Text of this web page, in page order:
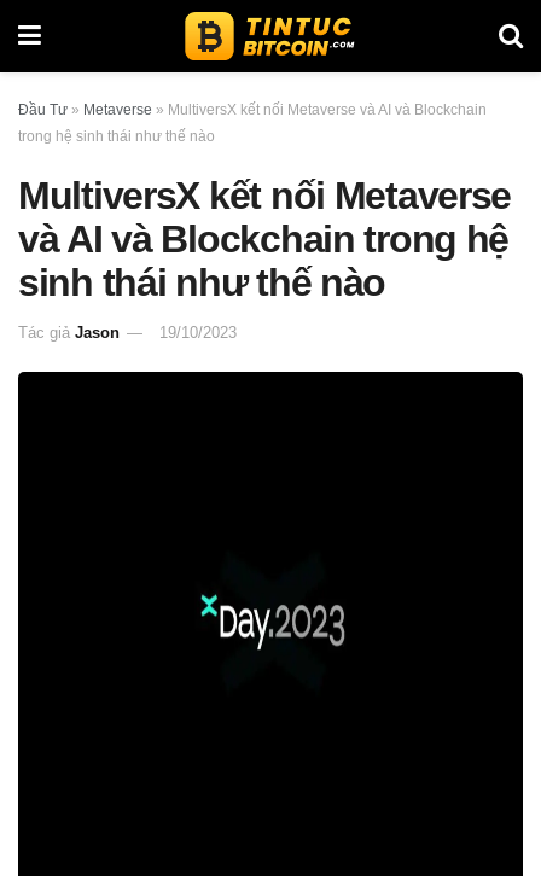
Đầu Tư » Metaverse » MultiversX kết nối Metaverse và AI và Blockchain
trong hệ sinh thái như thế nào
MultiversX kết nối Metaverse
và AI và Blockchain trong hệ
sinh thái như thế nào
Tác giả Jason 19/10/2023